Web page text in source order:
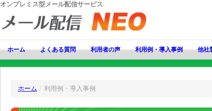
オンプレミス型メール配信サービス
ホーム よくある質問 利用者の声 利用例・導入事例 他社
ホーム / 利用例・導入事例